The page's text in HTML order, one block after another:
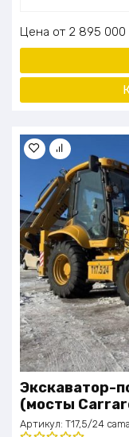
Цена 2 895 000
Экскаватор-
(мосты
Артикул: T17,5/24